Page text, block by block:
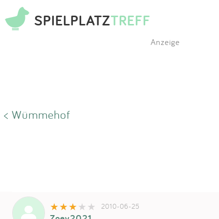
SPIELPLATZTREFF
Anzeige
< Wümmehof
2010-06-25